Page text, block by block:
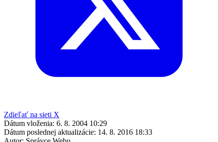
Zdieľať na sieti X
Dátum vloženia: 6. 8. 2004 10:29
Dátum poslednej aktualizácie: 14. 8. 2016 18:33